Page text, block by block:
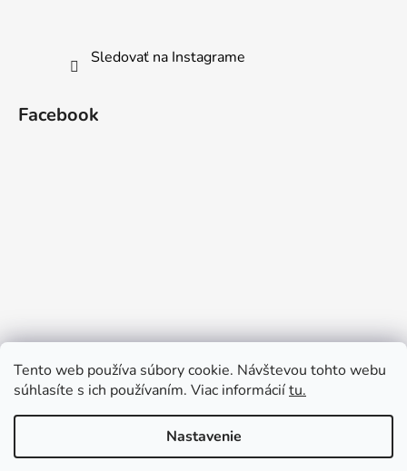
Tento web používa súbory cookie. Návštevou tohto webu
súhlasíte s ich používaním. Viac informáciítu.
Nastavenie
Sledovať na Instagrame
Facebook